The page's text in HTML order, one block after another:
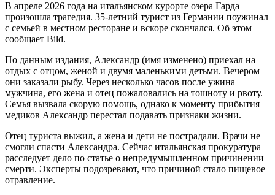
В апреле 2026 года на итальянском курорте озера Гарда
произошла трагедия. 35-летний турист из Германии поужинал
с семьей в местном ресторане и вскоре скончался. Об этом
сообщает Bild.
По данным издания, Александр (имя изменено) приехал на
отдых с отцом, женой и двумя маленькими детьми. Вечером
они заказали рыбу. Через несколько часов после ужина
мужчина, его жена и отец пожаловались на тошноту и рвоту.
Семья вызвала скорую помощь, однако к моменту прибытия
медиков Александр перестал подавать признаки жизни.
Отец туриста выжил, а жена и дети не пострадали. Врачи не
смогли спасти Александра. Сейчас итальянская прокуратура
расследует дело по статье о непредумышленном причинении
смерти. Эксперты подозревают, что причиной стало пищевое
отравление.